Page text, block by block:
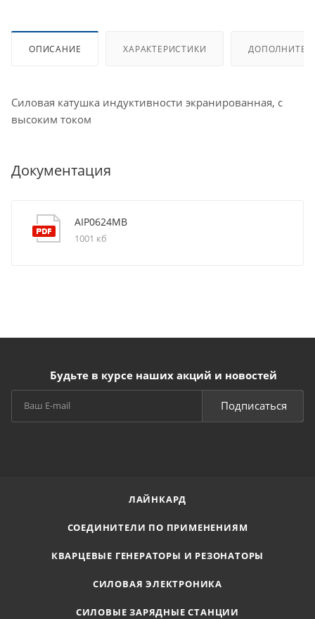
ОПИСАНИЕ ХАРАКТЕРИСТИКИ
Силовая катушка индуктивности экранированная, с
высоким током
Документация
AIP0624MB
1001 кб
Будьте в курсе наших акций и новостей
Подписаться
ЛАЙНКАРД
СОЕДИНИТЕЛИ ПО ПРИМЕНЕНИЯМ
КВАРЦЕВЫЕ ГЕНЕРАТОРЫ И РЕЗОНАТОРЫ
СИЛОВАЯ ЭЛЕКТРОНИКА
СИЛОВЫЕ ЗАРЯДНЫЕ СТАНЦИИ